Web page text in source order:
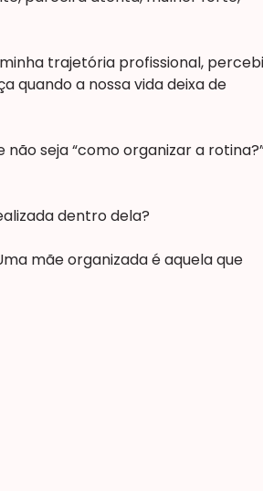
trajetória profissional, percebi
quando a nossa vida deixa de
seja “como organizar a
dentro dela?
mãe organizada é aquela que